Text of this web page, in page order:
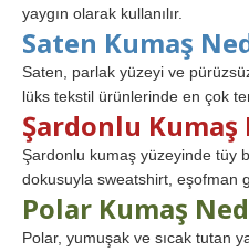
yaygın olarak kullanılır.
Saten Kumaş
Saten, parlak yüzeyi ve
lüks tekstil ürünlerinde en çok
Şardonlu Kumaş
Şardonlu kumaş yüzeyinde tüy
dokusuyla sweatshirt, eşofman
Polar Kumaş
Polar, yumuşak ve sıcak tutan